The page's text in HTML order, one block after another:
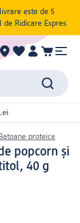
este de 5
Ridicare Expres
Batoane proteice
popcorn și
40 g